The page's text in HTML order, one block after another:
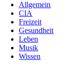
Allgemein
CIA
Freizeit
Gesundheit
Leben
Musik
Wissen